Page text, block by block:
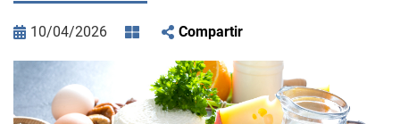
10/04/2026 Compartir